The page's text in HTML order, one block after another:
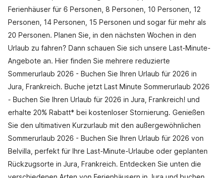
Ferienhäuser für 6 Personen, 8 Personen, 10 Personen, 12
Personen, 14 Personen, 15 Personen und sogar für mehr als
20 Personen. Planen Sie, in den nächsten Wochen in den
Urlaub zu fahren? Dann schauen Sie sich unsere Last-Minute-
Angebote an. Hier finden Sie mehrere reduzierte
Sommerurlaub 2026 - Buchen Sie Ihren Urlaub für 2026 in
Jura, Frankreich. Buche jetzt Last Minute Sommerurlaub 2026
- Buchen Sie Ihren Urlaub für 2026 in Jura, Frankreich! und
erhalte 20% Rabatt* bei kostenloser Stornierung. Genießen
Sie den ultimativen Kurzurlaub mit den außergewöhnlichen
Sommerurlaub 2026 - Buchen Sie Ihren Urlaub für 2026 von
Belvilla, perfekt für Ihre Last-Minute-Urlaube oder geplanten
Rückzugsorte in Jura, Frankreich. Entdecken Sie unten die